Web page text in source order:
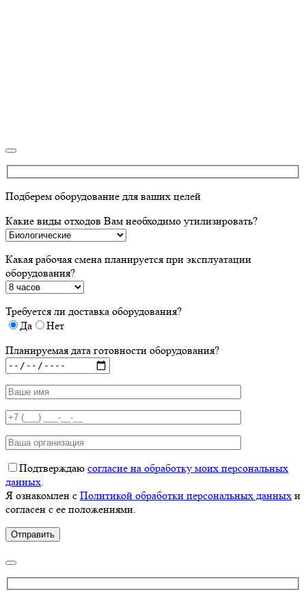
Подберем оборудование для ваших целей
Какие виды отходов Вам необходимо утилизировать?
Какая рабочая смена планируется при эксплуатации
оборудования?
Требуется ли доставка оборудования?
Да
Нет
Планируемая дата готовности оборудования?
Подтверждаю согласие на обработку моих персональных
данных.
Я ознакомлен с Политикой обработки персональных данных и
согласен с ее положениями.